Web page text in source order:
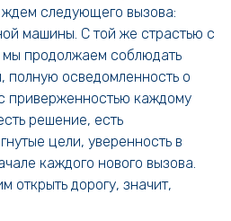
следующего вызова:
машины. С той же страстью с
мы продолжаем соблюдать
полную осведомленность о
приверженностью каждому
решение, есть
цели, уверенность в
каждого нового вызова.
открыть дорогу, значит,